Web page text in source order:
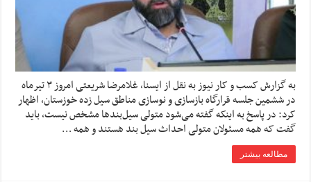
به گزارش کسب و کار نیوز به نقل از ایسنا, غلامرضا شریعتی امروز ۳ تیرماه
در ششمین جلسه قرارگاه بازسازی و نوسازی مناطق سیل زده خوزستان، اظهار
کرد: در پاسخ به اینکه گفته می‌شود متولی سیل‌بندها مشخص نیست، باید
گفت که همه مسئولان متولی احداث سیل بند هستند و همه …
مطالعه بیشتر